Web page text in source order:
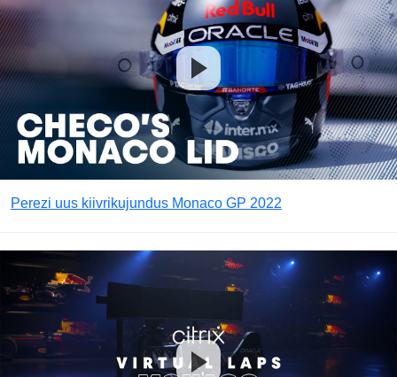
Perezi uus kiivrikujundus Monaco GP 2022